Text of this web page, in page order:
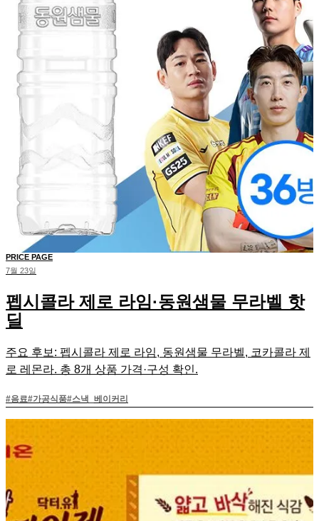
PRICE PAGE
7월 23일
펩시콜라 제로 라임·동원샘물 무라벨 핫
딜
주요 후보: 펩시콜라 제로 라임, 동원샘물 무라벨, 코카콜라 제
로 레몬라. 총 8개 상품 가격·구성 확인.
#음료#가공식품#스낵_베이커리